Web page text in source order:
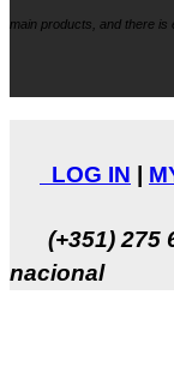
main products, and there is
LOG IN
(+351) 275
nacional